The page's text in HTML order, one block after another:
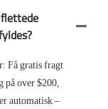
Få gratis fragt
på over $200,
automatisk –